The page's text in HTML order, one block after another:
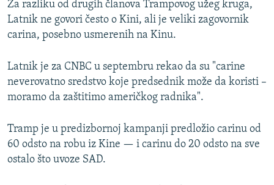
Za razliku od drugih članova Trampovog užeg kruga,
Latnik ne govori često o Kini, ali je veliki zagovornik
carina, posebno usmerenih na Kinu.
Latnik je za CNBC u septembru rekao da su "carine
neverovatno sredstvo koje predsednik može da koristi –
moramo da zaštitimo američkog radnika".
Tramp je u predizbornoj kampanji predložio carinu od
60 odsto na robu iz Kine — i carinu do 20 odsto na sve
ostalo što uvoze SAD.